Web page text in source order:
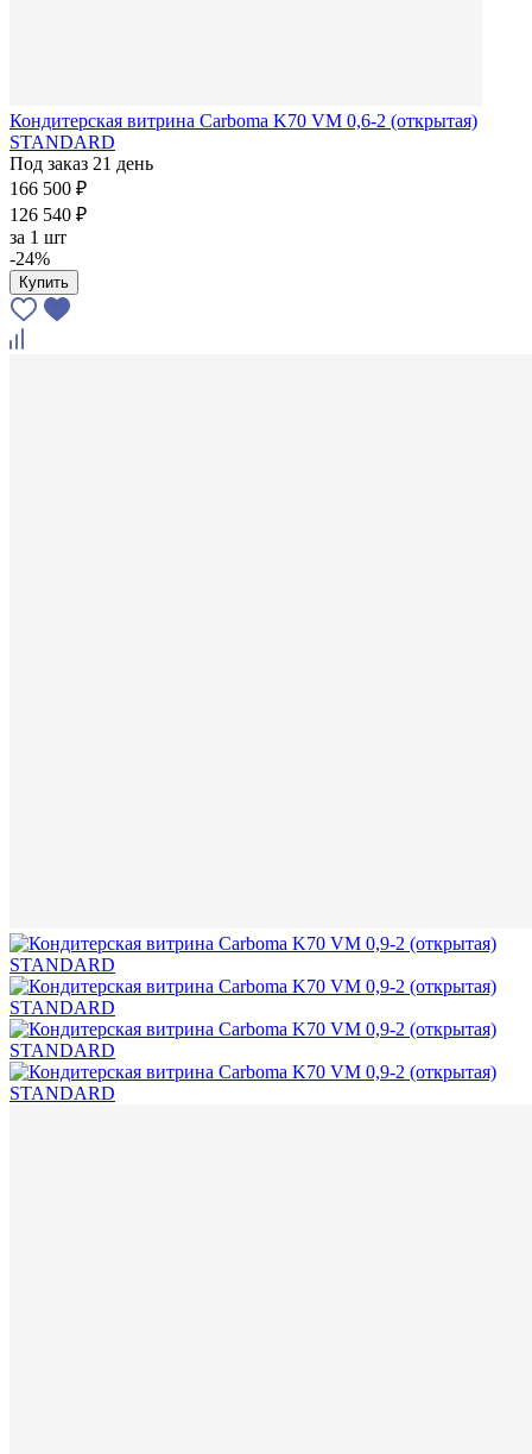
Кондитерская витрина Carboma K70 VM 0,6-2 (открытая)
STANDARD
Под заказ 21 день
166 500 ₽
126 540 ₽
за 1 шт
-24%
Купить